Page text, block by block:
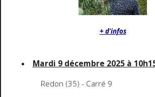
+ d'infos
Mardi 9 décembre 2025 à
Redon (35) - Carré 9